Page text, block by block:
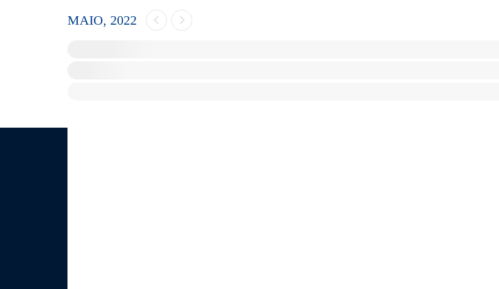
MAIO, 2022